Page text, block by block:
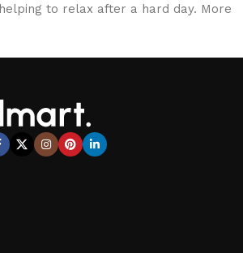
to relax after a hard day. More
can sit down at the computer in your
and office furniture are available.
is a modern form of art
as well as manufacturers of other
professional craftsmen, which will
connoisseurs of beauty. We have
models from modern craftsmen